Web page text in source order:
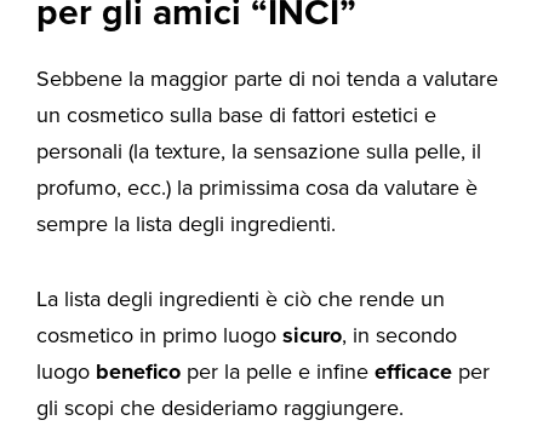
per gli amici “INCI”
Sebbene la maggior parte di noi tenda a valutare
un cosmetico sulla base di fattori estetici e
personali (la texture, la sensazione sulla pelle, il
profumo, ecc.) la primissima cosa da valutare è
sempre la lista degli ingredienti.
La lista degli ingredienti è ciò che rende un
cosmetico in primo luogosicuro, in secondo
luogo benefico per la pelle e infineefficace per
gli scopi che desideriamo raggiungere.